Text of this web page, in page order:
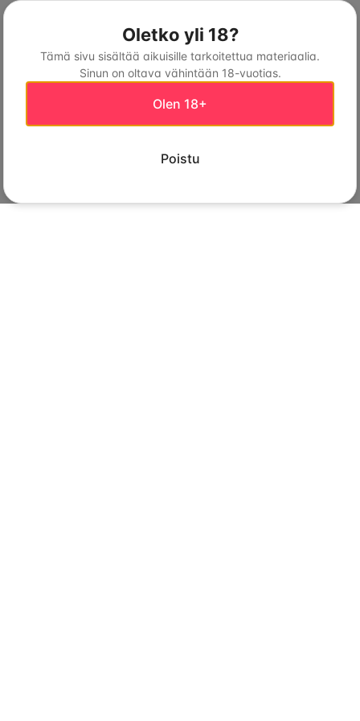
Oletko yli 18?
Tämä sivu sisältää aikuisille tarkoitettua materiaalia.
Sinun on oltava vähintään 18-vuotias.
Olen 18+
Poistu